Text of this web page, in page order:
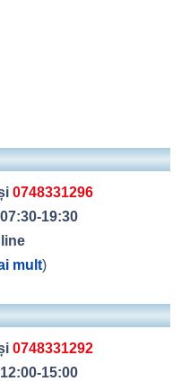
0748331296
19:30
mult)
0748331292
15:00